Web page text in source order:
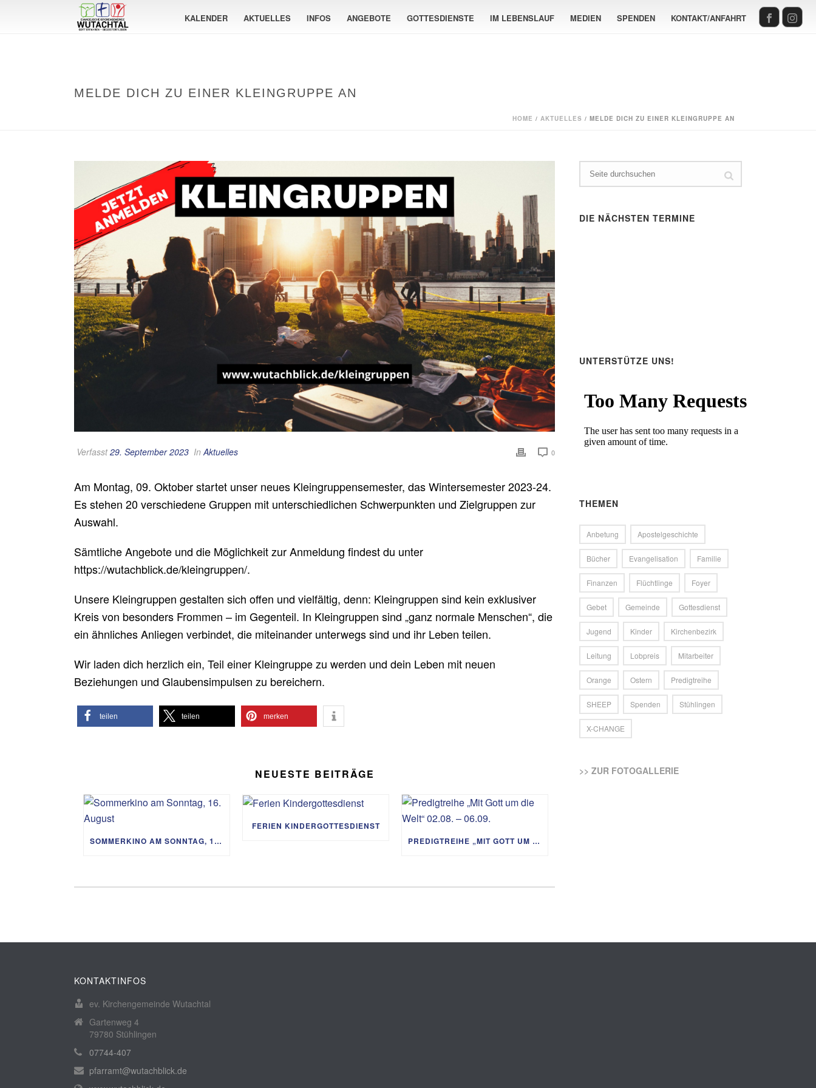
KALENDER AKTUELLES INFOS ANGEBOTE GOTTESDIENSTE IM LEBENSLAUF MEDIEN SPENDEN KONTAKT/ANFAHRT
MELDE DICH ZU EINER KLEINGRUPPE AN
HOME / AKTUELLES / MELDE DICH ZU EINER KLEINGRUPPE AN
Verfasst29. September 2023 In Aktuelles 0
Am Montag, 09. Oktober startet unser neues Kleingruppensemester, das Wintersemester 2023-24.
Es stehen 20 verschiedene Gruppen mit unterschiedlichen Schwerpunkten und Zielgruppen zur
Auswahl.
Sämtliche Angebote und die Möglichkeit zur Anmeldung findest du unter
https://wutachblick.de/kleingruppen/.
Unsere Kleingruppen gestalten sich offen und vielfältig, denn: Kleingruppen sind kein exklusiver
Kreis von besonders Frommen – im Gegenteil. In Kleingruppen sind „ganz normale Menschen“, die
ein ähnliches Anliegen verbindet, die miteinander unterwegs sind und ihr Leben teilen.
Wir laden dich herzlich ein, Teil einer Kleingruppe zu werden und dein Leben mit neuen
Beziehungen und Glaubensimpulsen zu bereichern.
teilen teilen merken
NEUESTE BEITRÄGE
SOMMERKINO AM SONNTAG, 16. AUGUST
FERIEN KINDERGOTTESDIENST
PREDIGTREIHE „MIT GOTT UM DIE WELT“ 02.08. – 06.09.
DIE NÄCHSTEN TERMINE
UNTERSTÜTZE UNS!
THEMEN
Anbetung Apostelgeschichte
Bücher Evangelisation Familie
Finanzen Flüchtlinge Foyer
Gebet Gemeinde Gottesdienst
Jugend Kinder Kirchenbezirk
Leitung Lobpreis Mitarbeiter
Orange Ostern Predigtreihe
SHEEP Spenden Stühlingen
X-CHANGE
>> ZUR FOTOGALLERIE
KONTAKTINFOS
ev. Kirchengemeinde Wutachtal
Gartenweg 4
79780 Stühlingen
07744-407
pfarramt@wutachblick.de